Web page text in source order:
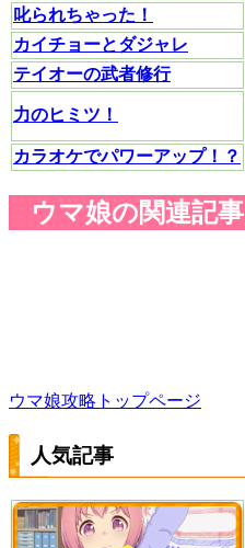
叱られちゃった！
カイチョーとダジャレ
テイオーの武者修行
力のヒミツ！
カラオケでパワーアップ！？
ウマ娘の関連記事
ウマ娘攻略トップページ
人気記事